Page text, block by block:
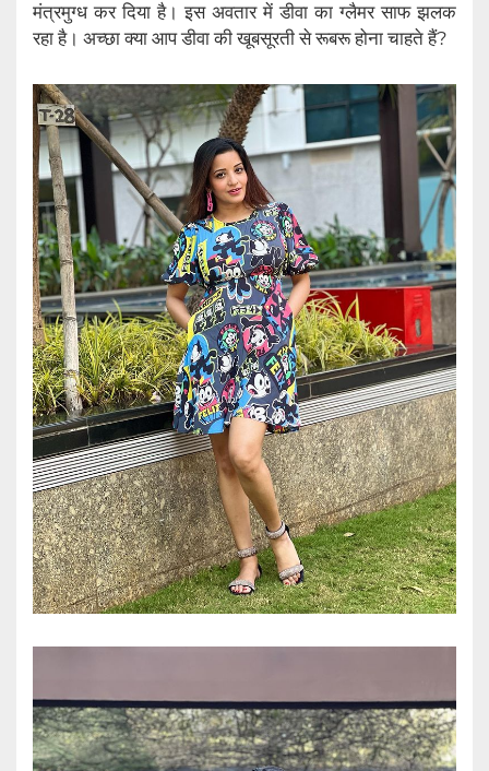
मंत्रमुग्ध कर दिया है। इस अवतार में डीवा का ग्लैमर साफ झलक
रहा है। अच्छा क्या आप डीवा की खूबसूरती से रूबरू होना चाहते हैं?